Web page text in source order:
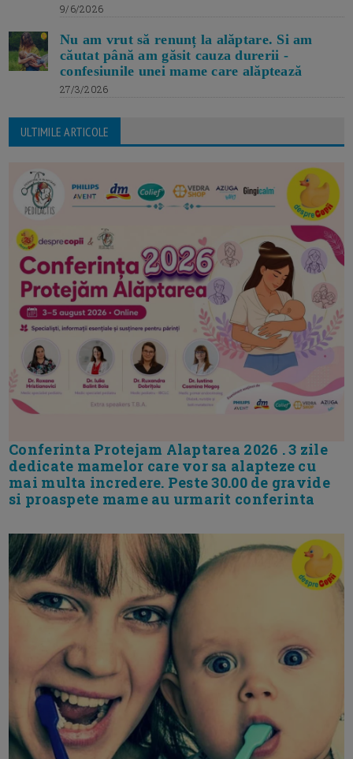
9/6/2026
Nu am vrut să renunț la alăptare. Si am
căutat până am găsit cauza durerii -
confesiunile unei mame care alăptează
27/3/2026
ULTIMILE ARTICOLE
Conferinta Protejam Alaptarea 2026 . 3 zile
dedicate mamelor care vor sa alapteze cu
mai multa incredere. Peste 30.00 de gravide
si proaspete mame au urmarit conferinta